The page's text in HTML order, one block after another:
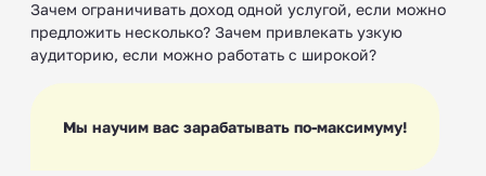
Зачем ограничивать доход одной услугой, если можно
предложить несколько? Зачем привлекать узкую
аудиторию, если можно работать с широкой?
Мы научим вас зарабатывать по-максимуму!